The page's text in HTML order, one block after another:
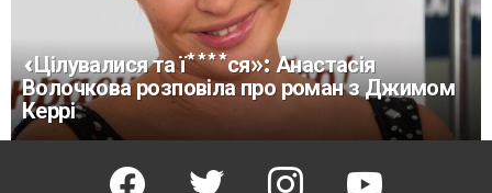
«Цілувалися та ї****ся»: Анастасія
Волочкова розповіла про роман з Джимом
Керрі
facebook twitter instagram youtube